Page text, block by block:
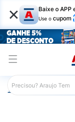
× Baixe o APP
Use o cupom
Araujo Mercado